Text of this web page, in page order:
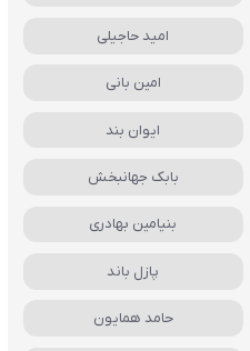
امید حاجیلی
امین بانی
ایوان بند
بابک جهانبخش
بنیامین بهادری
پازل باند
حامد همایون